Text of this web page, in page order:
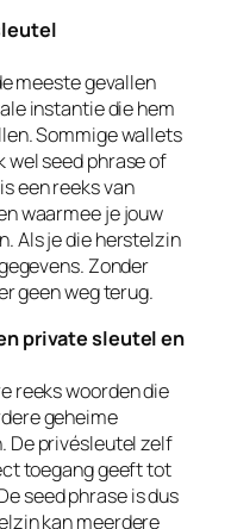
meeste gevallen
instantie die hem
Sommige wallets
wel seed phrase of
een reeks van
waarmee je jouw
Als je die herstelzin
Zonder
geen weg terug.
private sleutel en
reeks woorden die
geheime
De privésleutel zelf
toegang geeft tot
seed phrase is dus
kan meerdere